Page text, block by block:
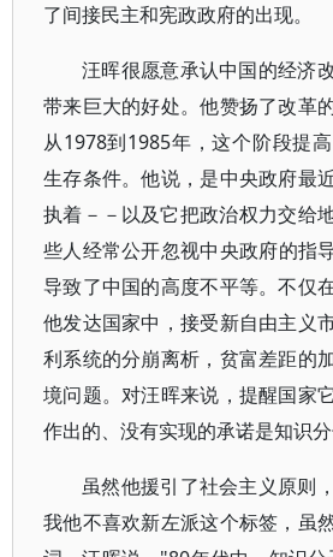
了间接民主和宪政政府的出现。
汪晖很愿意承认中国的经济
带来巨大的好处。他赞扬了改革
从1978到1985年，这个阶段提
生存条件。他说，是中央政府最
执着－－以及它把政治权力交给
些人经常公开忽视中央政府的指
导致了中国的高度不平等。不仅
他发达国家中，接受新自由主义
利系统的分崩离析，贫富差距的
境问题。对汪晖来说，提醒国家
作出的、没有实现的承诺是知识分
虽然他援引了社会主义原则
我他不喜欢新左派这个标签，虽